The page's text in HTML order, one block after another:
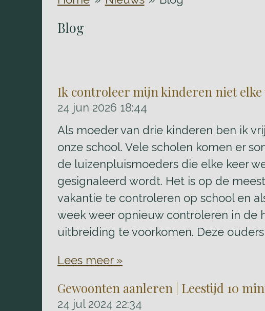
Blog
Ik controleer mijn kinderen niet elke
24 jun 2026 18:44
Als moeder van drie kinderen ben ik
onze school. Vele scholen komen er
de luizenpluismoeders die elke keer
gesignaleerd wordt. Het is op de
vakantie te controleren op school en
week weer opnieuw controleren in de
uitbreiding te voorkomen. Deze
Lees meer »
Gewoonten aanleren | Leestijd 10
24 jul 2024 22:34